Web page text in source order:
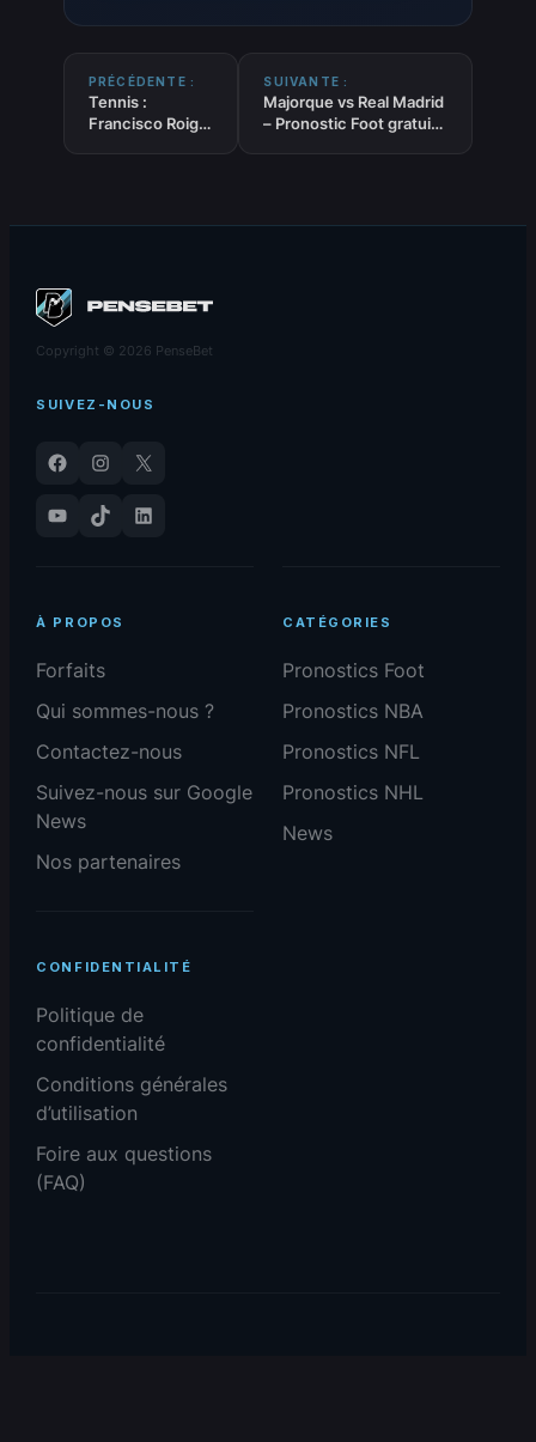
PRÉCÉDENTE :
Tennis :
Francisco Roig
SUIVANTE :
Majorque vs Real Madrid
– Pronostic Foot gratuit
Copyright © 2026 PenseBet
SUIVEZ-NOUS
Facebook Instagram
X
YouTube
TikTok LinkedIn
À PROPOS
Forfaits
Qui sommes-nous ?
Contactez-nous
Suivez-nous sur Google
News
Nos partenaires
CATÉGORIES
Pronostics Foot
Pronostics NBA
Pronostics NFL
Pronostics NHL
News
CONFIDENTIALITÉ
Politique de
confidentialité
Conditions générales
d’utilisation
Foire aux questions
(FAQ)